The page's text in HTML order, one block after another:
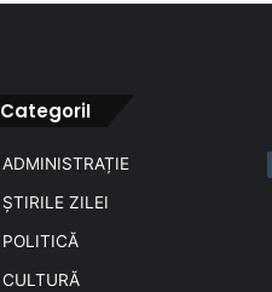
CategoriI
ADMINISTRAȚIE
ȘTIRILE ZILEI
POLITICĂ
CULTURĂ